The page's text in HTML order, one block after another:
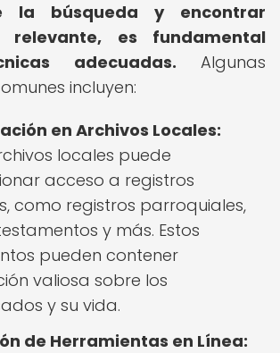
la búsqueda y encontrar
relevante, es fundamental
adecuadas. Algunas
incluyen:
en Archivos Locales:
locales puede
acceso a registros
como registros parroquiales,
y más. Estos
pueden contener
valiosa sobre los
y su vida.
de Herramientas en Línea: